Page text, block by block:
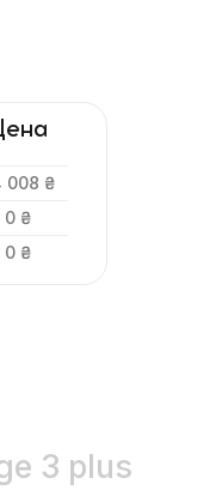
008 ₴
0 ₴
0 ₴
3 plus